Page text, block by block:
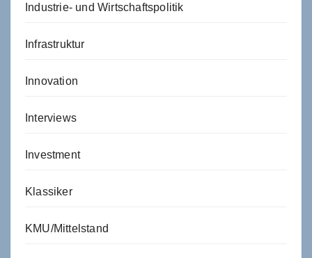
Industrie- und Wirtschaftspolitik
Infrastruktur
Innovation
Interviews
Investment
Klassiker
KMU/Mittelstand